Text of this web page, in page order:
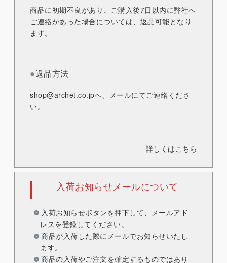
商品に初期不良があり、ご購入後7日以内に弊社へ
ご連絡があった場合については、返品可能となり
ます。
●返品方法
shop@archet.co.jpへ、メールにてご連絡くださ
い。
詳しくはこちら
入荷お知らせメールについて
入荷お知らせボタンを押下して、メールアド
レスを登録してください。
商品が入荷した際にメールでお知らせいたし
ます。
商品の入荷やご注文を確定するものではあり